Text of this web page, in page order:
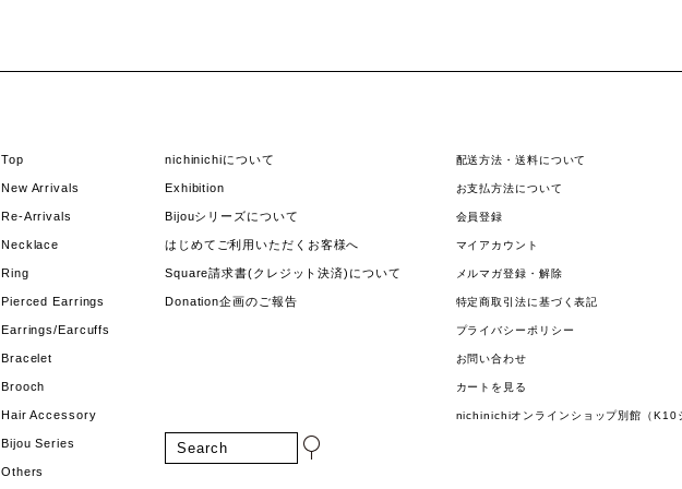
Top
New Arrivals
Re-Arrivals
Necklace
Ring
Pierced Earrings
Earrings/Earcuffs
Bracelet
Brooch
Hair Accessory
Bijou Series
Others
nichinichiについて
Exhibition
Bijouシリーズについて
はじめてご利用いただくお客様へ
Square請求書(クレジット決済)について
Donation企画のご報告
配送方法・送料について
お支払方法について
会員登録
マイアカウント
メルマガ登録・解除
特定商取引法に基づく表記
プライバシーポリシー
お問い合わせ
カートを見る
nichinichiオンラインショップ別館（K10